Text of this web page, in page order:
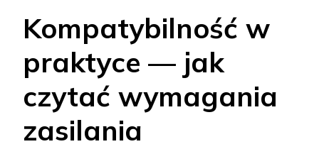
Kompatybilność w
praktyce — jak
czytać wymagania
zasilania